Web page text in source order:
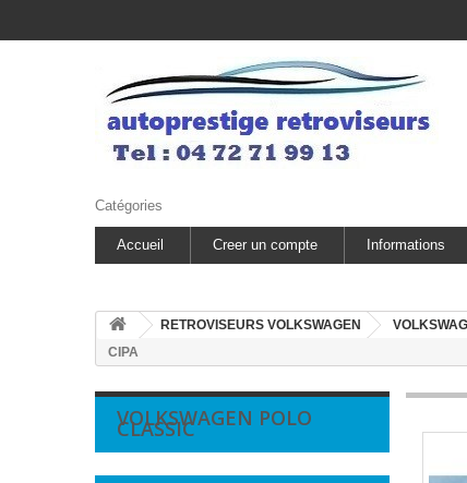
Catégories
Accueil Creer un compte Informations
RETROVISEURS VOLKSWAGEN
CIPA
VOLKSWAGEN POLO
CLASSIC